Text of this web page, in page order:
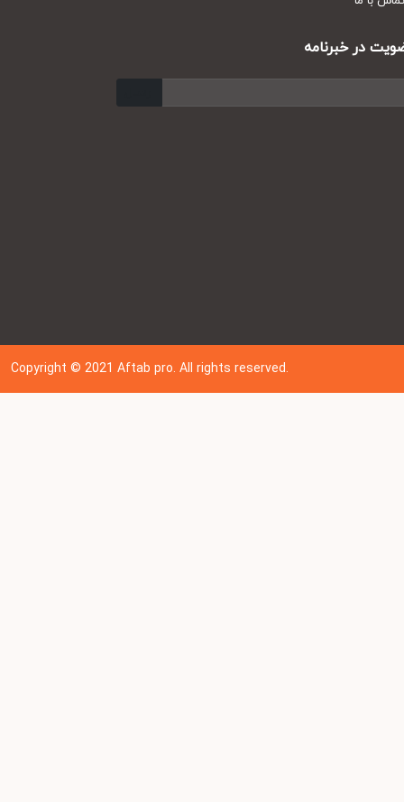
در خبرنامه
Copyright © 202 1Aftab pro. All rights reserved.